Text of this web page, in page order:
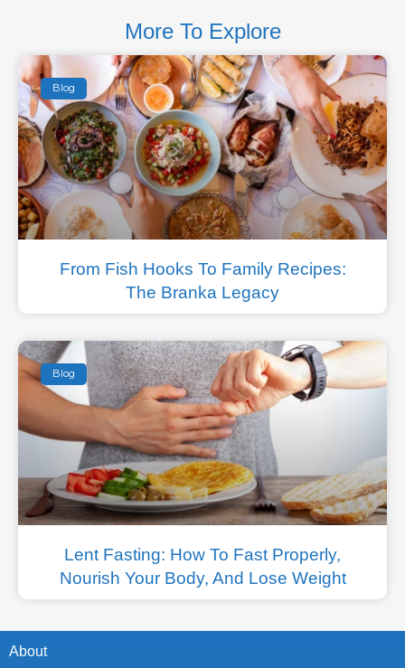
More To Explore
Blog
From Fish Hooks To Family Recipes:
The Branka Legacy
Blog
Lent Fasting: How To Fast Properly,
Nourish Your Body, And Lose Weight
About